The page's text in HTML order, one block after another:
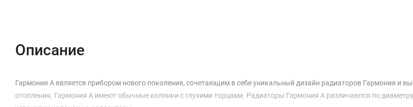
Описание
Гармония А является прибором нового поколения, сочетающим в себе уникальный дизайн радиаторов Гармония и
отопления. Гармония А имеют обычные колонки с глухими торцами. Радиаторы Гармония А различаются по